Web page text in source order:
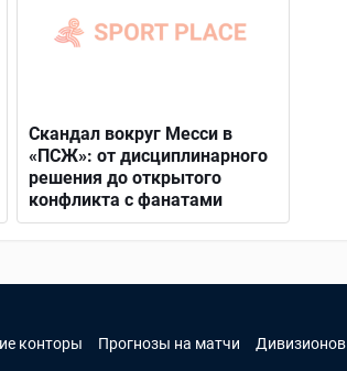
Скандал вокруг Месси в
«ПСЖ»: от дисциплинарного
решения до открытого
конфликта с фанатами
конторы Прогнозы на матчи Дивизионов